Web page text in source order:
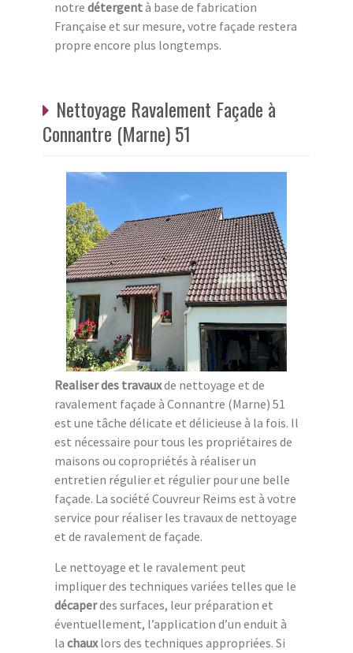
notre détergentà base de fabrication
Française et sur mesure, votre façade restera
propre encore plus longtemps.
Nettoyage Ravalement Façade à
Connantre (Marne) 51
Realiser des travauxde nettoyage et de
ravalement façade à Connantre (Marne) 51
est une tâche délicate et délicieuse à la fois. Il
est nécessaire pour tous les propriétaires de
maisons ou copropriétés à réaliser un
entretien régulier et régulier pour une belle
façade. La société Couvreur Reims est à votre
service pour réaliser les travaux de nettoyage
et de ravalement de façade.
Le nettoyage et le ravalement peut
impliquer des techniques variées telles que le
décaperdes surfaces, leur préparation et
éventuellement, l’application d’un enduit à
la chauxlors des techniques appropriées. Si